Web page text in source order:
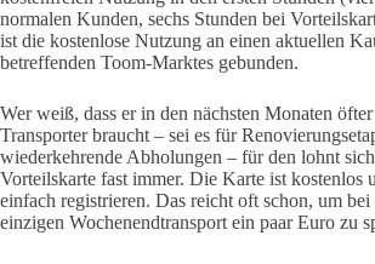
normalen Kunden, sechs Stunden bei
ist die kostenlose Nutzung an einen aktuellen
betreffenden Toom-Marktes gebunden.
Wer weiß, dass er in den nächsten Monaten
Transporter braucht – sei es für
wiederkehrende Abholungen – für den lohnt
Vorteilskarte fast immer. Die Karte ist kostenlos
einfach registrieren. Das reicht oft schon, um bei
einzigen Wochenendtransport ein paar Euro zu